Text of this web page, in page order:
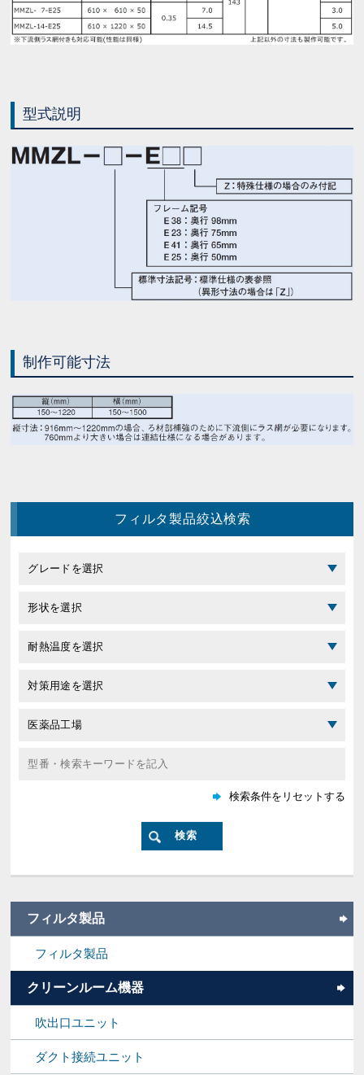
型式説明
制作可能寸法
フィルタ製品絞込検索
フィルタ製品
フィルタ製品
クリーンルーム機器
吹出口ユニット
ダクト接続ユニット